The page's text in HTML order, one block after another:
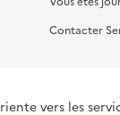
Contacter
vers les